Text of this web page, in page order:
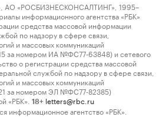
«РОСБИЗНЕСКОНСАЛТИНГ», 1995–
информационного агентства «РБК»
средства массовой информации
по надзору в сфере связи,
и массовых коммуникаций
за номером ИА №ФС77-63848) и сетевого
о регистрации средства массовой
службой по надзору в сфере связи,
и массовых коммуникаций
за номером ЭЛ №ФС77-82385)
«РБК».
18+ letters@rbc.ru
информационное агентство «РБК».